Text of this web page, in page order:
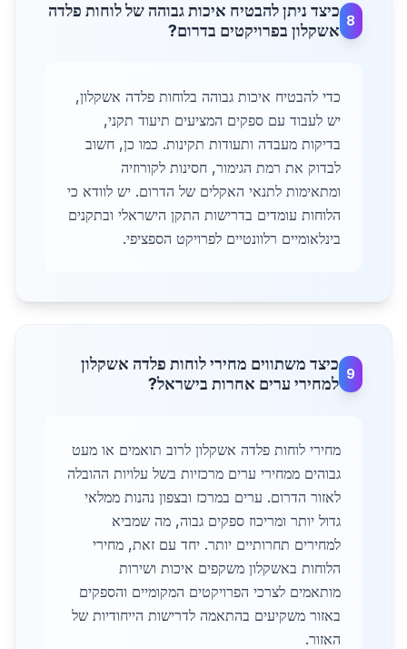
8
כיצד ניתן להבטיח איכות גבוהה של לוחות פלדה
אשקלון בפרויקטים בדרום?
כדי להבטיח איכות גבוהה בלוחות פלדה אשקלון,
יש לעבוד עם ספקים המציעים תיעוד תקני,
בדיקות מעבדה ותעודות תקינות. כמו כן, חשוב
לבדוק את רמת הגימור, חסינות לקורוזיה
ומתאימות לתנאי האקלים של הדרום. יש לוודא כי
הלוחות עומדים בדרישות התקן הישראלי ובתקנים
בינלאומיים רלוונטיים לפרויקט הספציפי.
9
כיצד משתווים מחירי לוחות פלדה אשקלון
למחירי ערים אחרות בישראל?
מחירי לוחות פלדה אשקלון לרוב תואמים או מעט
גבוהים ממחירי ערים מרכזיות בשל עלויות ההובלה
לאזור הדרום. ערים במרכז ובצפון נהנות ממלאי
גדול יותר ומריכוז ספקים גבוה, מה שמביא
למחירים תחרותיים יותר. יחד עם זאת, מחירי
הלוחות באשקלון משקפים איכות ושירות
מותאמים לצרכי הפרויקטים המקומיים והספקים
באזור משקיעים בהתאמה לדרישות הייחודיות של
האזור.